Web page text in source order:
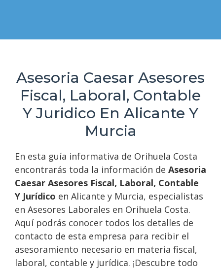
Asesoria Caesar Asesores
Fiscal, Laboral, Contable
Y Juridico En Alicante Y
Murcia
En esta guía informativa de Orihuela Costa
encontrarás toda la información de Asesoria
Caesar Asesores Fiscal, Laboral, Contable
Y Jurídico en Alicante y Murcia, especialistas
en Asesores Laborales en Orihuela Costa.
Aquí podrás conocer todos los detalles de
contacto de esta empresa para recibir el
asesoramiento necesario en materia fiscal,
laboral, contable y jurídica. ¡Descubre todo